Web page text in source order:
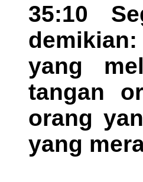
35:10
yang
tangan
orang
yang